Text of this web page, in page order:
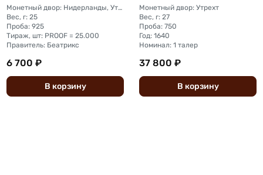
Монетный двор: Нидерланды, Утрехт
Вес, г: 25
Проба: 925
Тираж, шт: PROOF = 25.000
Правитель: Беатрикс
6 700 ₽
В корзину
Монетный двор: Утрехт
Вес, г: 27
Проба: 750
Год: 1640
Номинал: 1 талер
37 800 ₽
В корзину